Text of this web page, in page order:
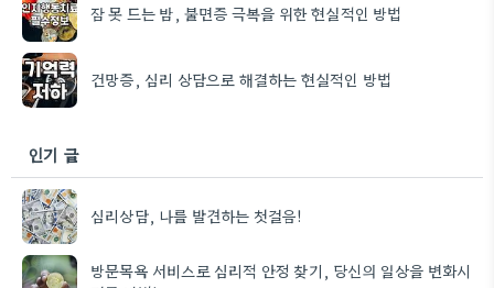
잠 못 드는 밤, 불면증 극복을 위한 현실적인 방법
건망증, 심리 상담으로 해결하는 현실적인 방법
인기 글
심리상담, 나를 발견하는 첫걸음!
방문목욕 서비스로 심리적 안정 찾기, 당신의 일상을 변화시